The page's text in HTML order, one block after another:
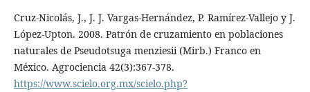
Cruz-Nicolás, J., J. J. Vargas-Hernández, P. Ramírez-Vallejo y J.
López-Upton. 2008. Patrón de cruzamiento en poblaciones
naturales de Pseudotsuga menziesii (Mirb.) Franco en
México. Agrociencia 42(3):367-378.
https://www.scielo.org.mx/scielo.php?